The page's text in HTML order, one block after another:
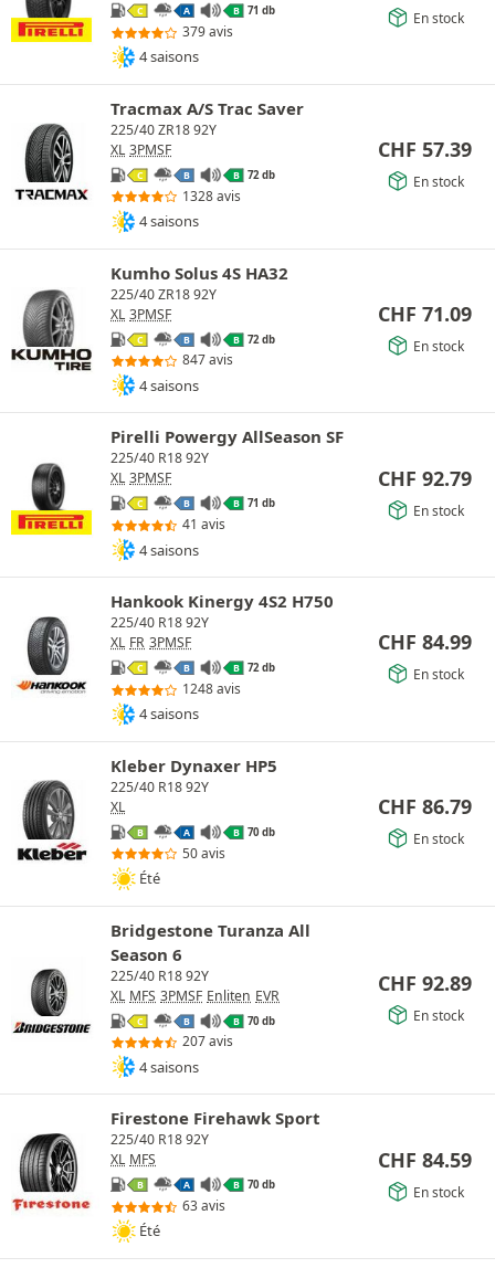
C A B 71 db
379 avis
4 saisons
En stock
Tracmax A/S Trac Saver
225/40 ZR18 92Y
XL 3PMSF
C B B 72 db
1328 avis
4 saisons
CHF 57.39
En stock
Kumho Solus 4S HA32
225/40 ZR18 92Y
XL 3PMSF
C B B 72 db
847 avis
4 saisons
CHF 71.09
En stock
Pirelli Powergy AllSeason SF
225/40 R18 92Y
XL 3PMSF
C B B 71 db
41 avis
4 saisons
CHF 92.79
En stock
Hankook Kinergy 4S2 H750
225/40 R18 92Y
XL FR 3PMSF
C B B 72 db
1248 avis
4 saisons
CHF 84.99
En stock
Kleber Dynaxer HP5
225/40 R18 92Y
XL
B A B 70 db
50 avis
Été
CHF 86.79
En stock
Bridgestone Turanza All
Season 6
225/40 R18 92Y
XL MFS 3PMSF Enliten EVR
C B B 70 db
207 avis
4 saisons
CHF 92.89
En stock
Firestone Firehawk Sport
225/40 R18 92Y
XL MFS
B A B 70 db
63 avis
Été
CHF 84.59
En stock